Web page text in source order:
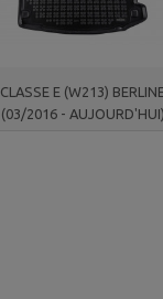
CLASSE E (W213) BERLINE
(03/2016 - AUJOURD'HUI)